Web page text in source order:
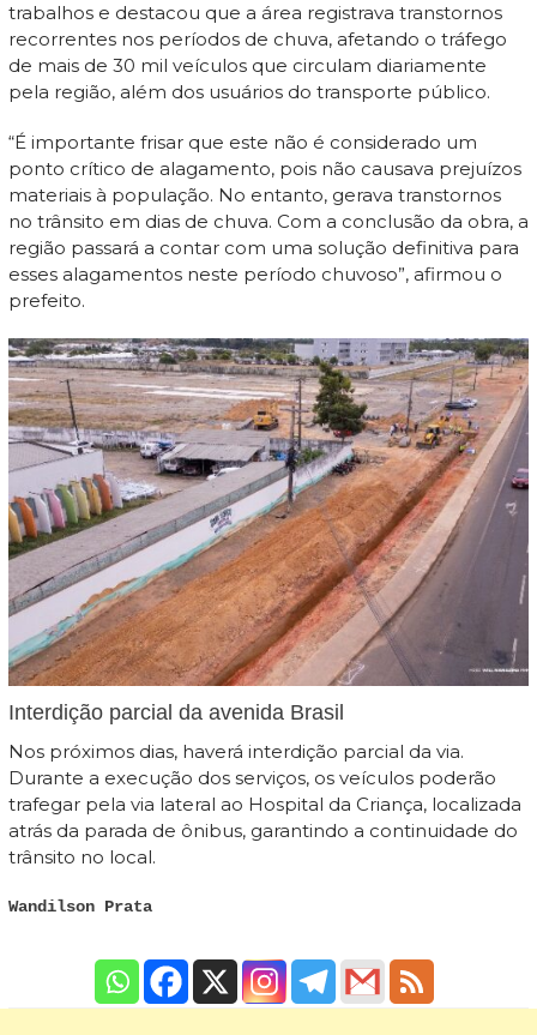
trabalhos e destacou que a área registrava transtornos
recorrentes nos períodos de chuva, afetando o tráfego
de mais de 30 mil veículos que circulam diariamente
pela região, além dos usuários do transporte público.
“É importante frisar que este não é considerado um
ponto crítico de alagamento, pois não causava prejuízos
materiais à população. No entanto, gerava transtornos
no trânsito em dias de chuva. Com a conclusão da obra, a
região passará a contar com uma solução definitiva para
esses alagamentos neste período chuvoso”, afirmou o
prefeito.
Interdição parcial da avenida Brasil
Nos próximos dias, haverá interdição parcial da via.
Durante a execução dos serviços, os veículos poderão
trafegar pela via lateral ao Hospital da Criança, localizada
atrás da parada de ônibus, garantindo a continuidade do
trânsito no local.
Wandilson Prata